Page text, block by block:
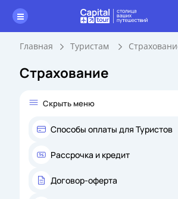
Главная Туристам
Страхование
Скрыть меню
Способы оплаты для Туристов
Рассрочка и кредит
Договор-оферта